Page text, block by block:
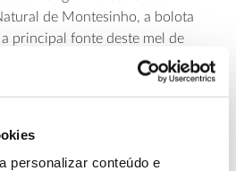
personalizar conteúdo e
de Montesinho, a bolota
principal fonte deste mel de
está empenhada em
promovendo, através dele, a